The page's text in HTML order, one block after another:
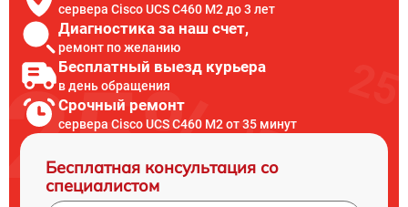
сервера Cisco UCS C460 M2 до 3 лет
Диагностика за наш счет,
ремонт по желанию
Бесплатный выезд курьера
в день обращения
Срочный ремонт
сервера Cisco UCS C460 M2 от 35 минут
Бесплатная консультация со
специалистом